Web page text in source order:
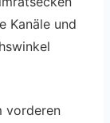
Kanäle und
vorderen